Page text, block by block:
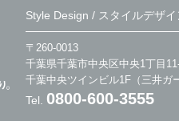
Style Design / スタイルデザ
〒260-0013
千葉県千葉市中央区中央1丁目
千葉中央ツインビル1F（三井ガ
Tel. 0800-600-3555